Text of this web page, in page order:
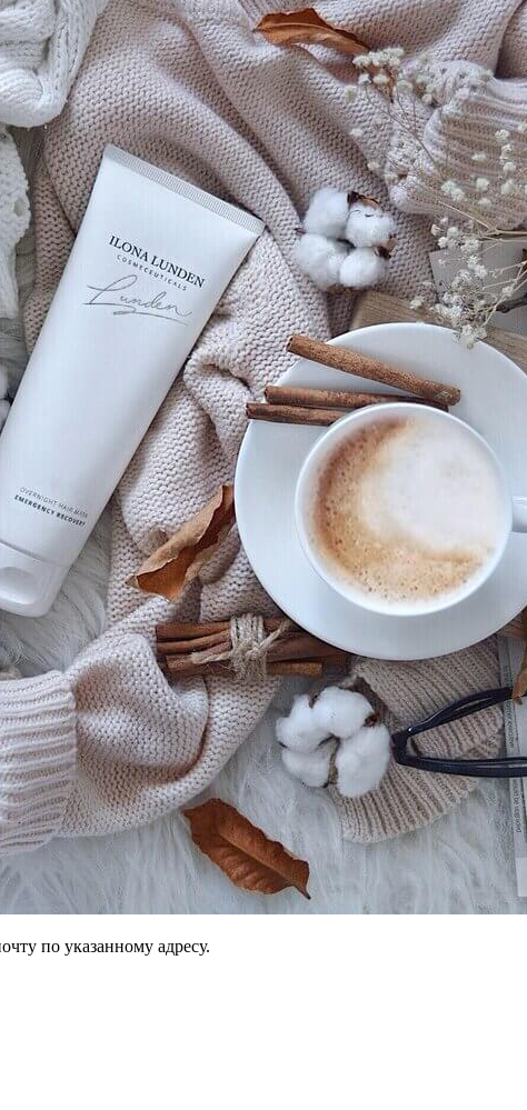
по указанному адресу.